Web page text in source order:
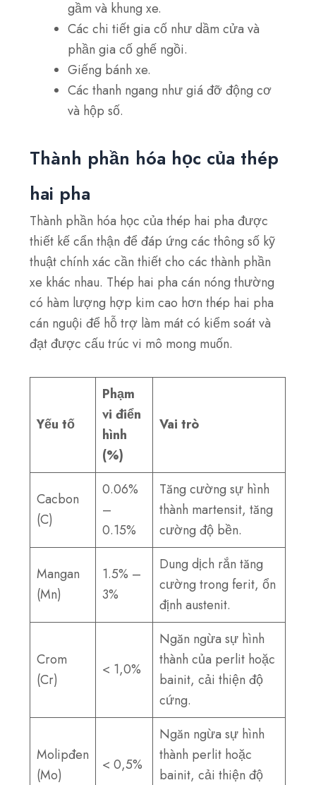
gầm và khung xe.
Các chi tiết gia cố như dầm cửa và
phần gia cố ghế ngồi.
Giếng bánh xe.
Các thanh ngang như giá đỡ động cơ
và hộp số.
Thành phần hóa học của thép
hai pha
Thành phần hóa học của thép hai pha được
thiết kế cẩn thận để đáp ứng các thông số kỹ
thuật chính xác cần thiết cho các thành phần
xe khác nhau. Thép hai pha cán nóng thường
có hàm lượng hợp kim cao hơn thép hai pha
cán nguội để hỗ trợ làm mát có kiểm soát và
đạt được cấu trúc vi mô mong muốn.
Yếu tố
Phạm
vi điển
hình
(%)
Vai trò
Cacbon
(C)
0.06%
–
0.15%
Tăng cường sự hình
thành martensit, tăng
cường độ bền.
Mangan
(Mn)
1.5% –
3%
Dung dịch rắn tăng
cường trong ferit, ổn
định austenit.
Crom
(Cr)
< 1,0%
Ngăn ngừa sự hình
thành của perlit hoặc
bainit, cải thiện độ
cứng.
Molipđen
(Mo)
< 0,5%
Ngăn ngừa sự hình
thành perlit hoặc
bainit, cải thiện độ